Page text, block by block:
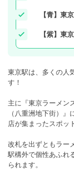
【青】東
【紫】東
東京駅は、多くの人
す！
主に『東京ラーメン
（八重洲地下街）
店が集まったスポッ
改札を出ずともラー
駅構外で個性あふれ
られます。